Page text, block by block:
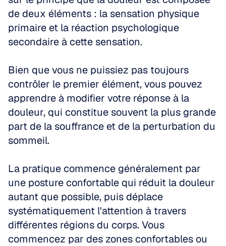
de deux éléments : la sensation physique
primaire et la réaction psychologique
secondaire à cette sensation.
Bien que vous ne puissiez pas toujours
contrôler le premier élément, vous pouvez
apprendre à modifier votre réponse à la
douleur, qui constitue souvent la plus grande
part de la souffrance et de la perturbation du
sommeil.
La pratique commence généralement par
une posture confortable qui réduit la douleur
autant que possible, puis déplace
systématiquement l'attention à travers
différentes régions du corps. Vous
commencez par des zones confortables ou